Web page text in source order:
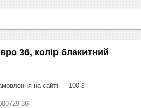
36, колір блакитний
на сайті — 100 ₴
36